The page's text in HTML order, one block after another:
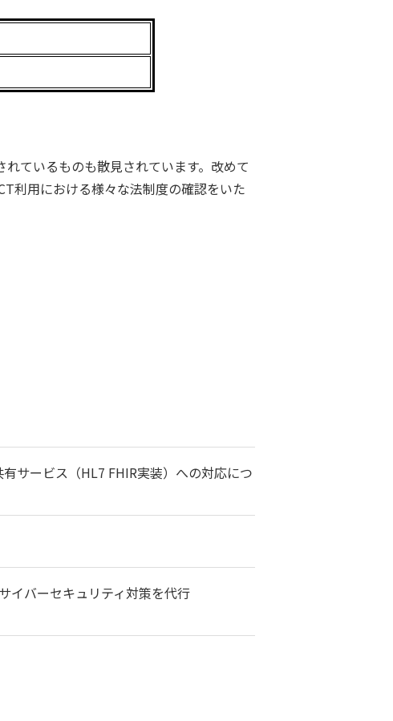
ているものも散見されています。改めて
利用における様々な法制度の確認をいた
サービス（HL7 FHIR実装）への対応につ
イバーセキュリティ対策を代行